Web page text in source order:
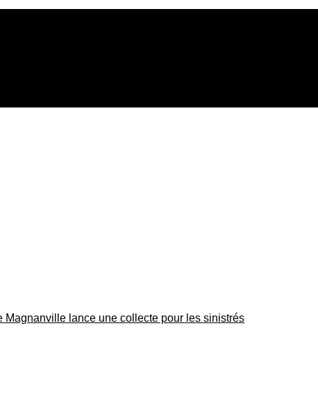
Magnanville lance une collecte pour les sinistrés